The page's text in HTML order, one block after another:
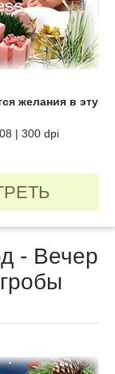
желания в эту
| 300 dpi
- Вечер